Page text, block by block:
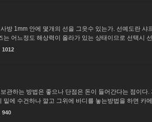
방 1mm 안에 몇개의 선을 그읏수 있는가. 선예도란
는 어느정도 해상력이 올라가 있는 상태이므로 선택시
1012
관하는 방법은 좋으나 단점은 돈이 들어간다는 점이다
밑에 수건하나 깔고 그위에 바디를 놓는방법을 하면 카
940